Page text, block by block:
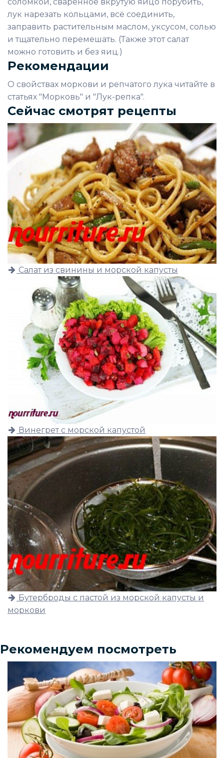
лук нарезать кольцами, всё соединить,
заправить растительным маслом, уксусом, солью
и тщательно перемешать. (Также этот салат
можно готовить и без яиц.)
Рекомендации
О свойствах моркови и репчатого лука читайте в
статьях "Морковь" и "Лук-репка".
Сейчас смотрят рецепты
Салат из свинины и морской капусты
Винегрет с морской капустой
Бутерброды с пастой из морской капусты и
моркови
Рекомендуем посмотреть